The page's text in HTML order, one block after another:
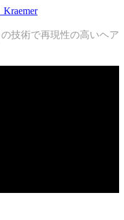
技術で再現性の高いヘア